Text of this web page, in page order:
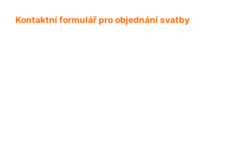
Kontaktní formulář pro objednání svatby